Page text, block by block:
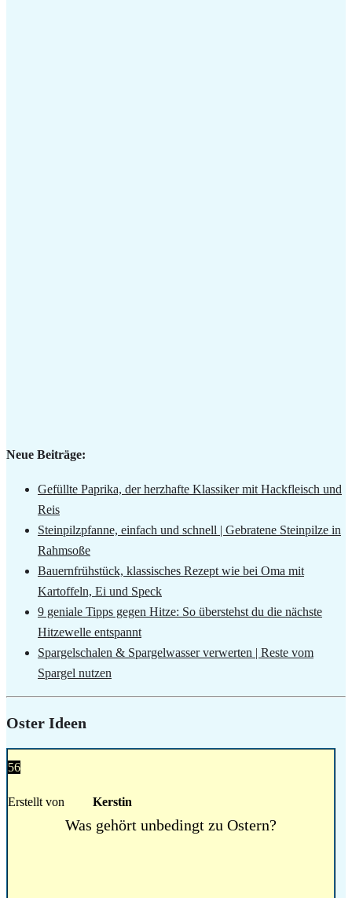
Neue Beiträge:
Gefüllte Paprika, der herzhafte Klassiker mit Hackfleisch und
Reis
Steinpilzpfanne, einfach und schnell | Gebratene Steinpilze in
Rahmsoße
Bauernfrühstück, klassisches Rezept wie bei Oma mit
Kartoffeln, Ei und Speck
9 geniale Tipps gegen Hitze: So überstehst du die nächste
Hitzewelle entspannt
Spargelschalen & Spargelwasser verwerten | Reste vom
Spargel nutzen
Oster Ideen
56
Erstellt von Kerstin
Was gehört unbedingt zu Ostern?